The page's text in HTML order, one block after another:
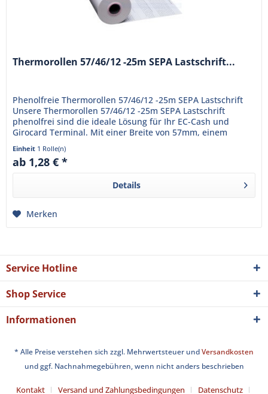
Thermorollen 57/46/12 -25m SEPA Lastschrift...
Phenolfreie Thermorollen 57/46/12 -25m SEPA Lastschrift
Unsere Thermorollen 57/46/12 -25m SEPA Lastschrift
phenolfrei sind die ideale Lösung für Ihr EC-Cash und
Girocard Terminal. Mit einer Breite von 57mm, einem
Durchmesser von...
Einheit 1 Rolle(n)
ab 1,28 € *
Details
Merken
Service Hotline
Shop Service
Informationen
* Alle Preise verstehen sich zzgl. Mehrwertsteuer undVersandkosten
und ggf. Nachnahmegebühren, wenn nicht anders beschrieben
Kontakt Versand und Zahlungsbedingungen Datenschutz